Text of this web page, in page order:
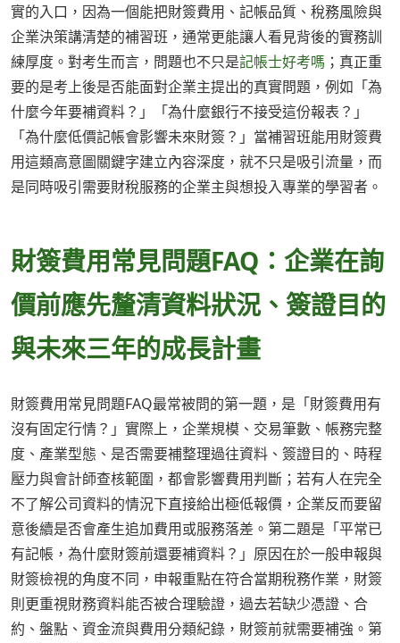
實的入口，因為一個能把財簽費用、記帳品質、稅務風險與
企業決策講清楚的補習班，通常更能讓人看見背後的實務訓
練厚度。對考生而言，問題也不只是記帳士好考嗎 ；真正重
要的是考上後是否能面對企業主提出的真實問題，例如「為
什麼今年要補資料？」「為什麼銀行不接受這份報表？」
「為什麼低價記帳會影響未來財簽？」當補習班能用財簽費
用這類高意圖關鍵字建立內容深度，就不只是吸引流量，而
是同時吸引需要財稅服務的企業主與想投入專業的學習者。
財簽費用常見問題FAQ：企業在詢
價前應先釐清資料狀況、簽證目的
與未來三年的成長計畫
財簽費用常見問題FAQ最常被問的第一題，是「財簽費用有
沒有固定行情？」實際上，企業規模、交易筆數、帳務完整
度、產業型態、是否需要補整理過往資料、簽證目的、時程
壓力與會計師查核範圍，都會影響費用判斷；若有人在完全
不了解公司資料的情況下直接給出極低報價，企業反而要留
意後續是否會產生追加費用或服務落差。第二題是「平常已
有記帳，為什麼財簽前還要補資料？」原因在於一般申報與
財簽檢視的角度不同，申報重點在符合當期稅務作業，財簽
則更重視財務資料能否被合理驗證，過去若缺少憑證、合
約、盤點、資金流與費用分類紀錄，財簽前就需要補強。第